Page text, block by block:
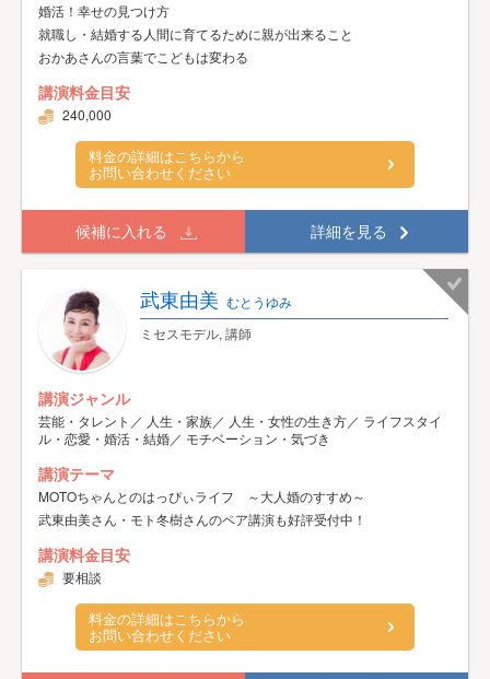
婚活！幸せの見つけ方
就職し・結婚する人間に育てるために親が出来ること
おかあさんの言葉でこどもは変わる
講演料金目安
240,000
料金の詳細はこちらから
お問い合わせください
候補に入れる 詳細を見る
武東由美 むとうゆみ
ミセスモデル, 講師
講演ジャンル
芸能・タレント／ 人生・家族／ 人生・女性の生き方／ ライフスタイ
ル・恋愛・婚活・結婚／ モチベーション・気づき
講演テーマ
MOTOちゃんとのはっぴぃライフ ～大人婚のすすめ～
武東由美さん・モト冬樹さんのペア講演も好評受付中！
講演料金目安
要相談
料金の詳細はこちらから
お問い合わせください